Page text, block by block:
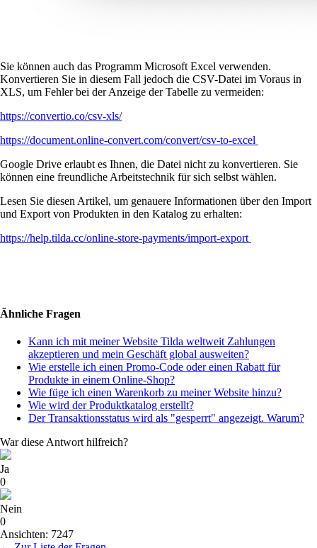
Sie können auch das Programm Microsoft Excel verwenden.
Konvertieren Sie in diesem Fall jedoch die CSV-Datei im Voraus in
XLS, um Fehler bei der Anzeige der Tabelle zu vermeiden:
https://convertio.co/csv-xls/
https://document.online-convert.com/convert/csv-to-excel
Google Drive erlaubt es Ihnen, die Datei nicht zu konvertieren. Sie
können eine freundliche Arbeitstechnik für sich selbst wählen.
Lesen Sie diesen Artikel, um genauere Informationen über den Import
und Export von Produkten in den Katalog zu erhalten:
https://help.tilda.cc/online-store-payments/import-export
Ähnliche Fragen
Kann ich mit meiner Website Tilda weltweit Zahlungen
akzeptieren und mein Geschäft global ausweiten?
Wie erstelle ich einen Promo-Code oder einen Rabatt für
Produkte in einem Online-Shop?
Wie füge ich einen Warenkorb zu meiner Website hinzu?
Wie wird der Produktkatalog erstellt?
Der Transaktionsstatus wird als "gesperrt" angezeigt. Warum?
War diese Antwort hilfreich?
Ja
0
Nein
0
Ansichten: 7247